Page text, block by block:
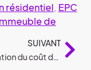
résidentiel, EPC
de
SUIVANT
Augmentation du coût de la vie en Belgique en 2025